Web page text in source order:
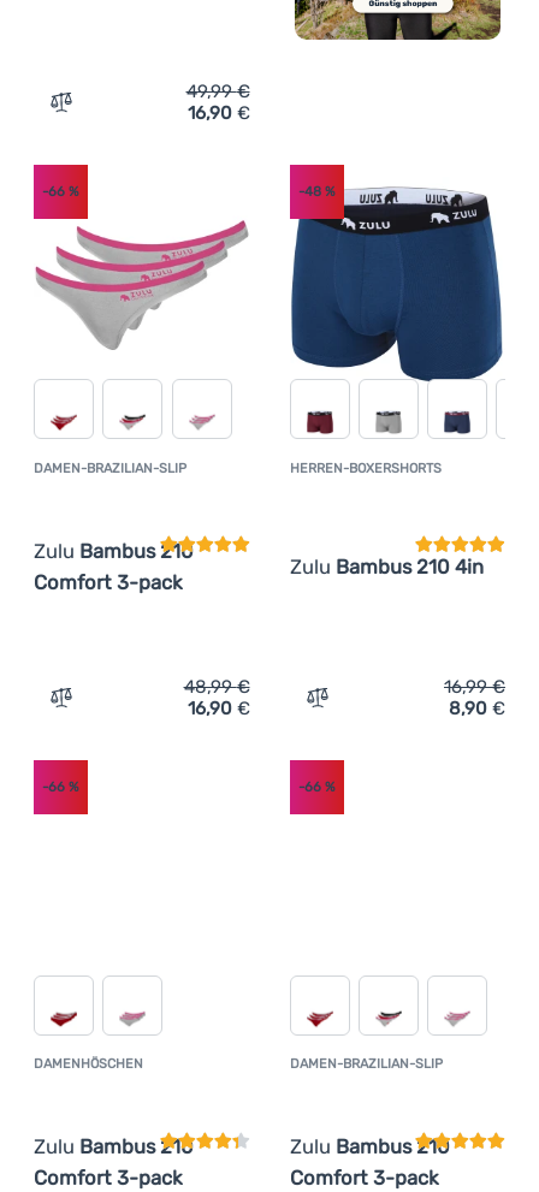
Zum Vergleich 'Damenhöschen Zulu Bambus 210
49,99€
16,90 €
DAMEN-BRAZILIAN-SLIP
Zulu Bambus 210
Comfort 3-pack
Kundenbewertung
-66 %
Zum Vergleich 'Damen-Brazilian-Slip Zulu Bambus 210
48,99€
16,90 €
HERREN-BOXERSHORTS
Zulu Bambus 210 4in
-48%
Zum Vergleich 'Herren-
16,99€
8,90 €
DAMENHÖSCHEN
Zulu Bambus 210
Comfort 3-pack
Kundenbewertung
-66 %
DAMEN-BRAZILIAN-SLIP
Zulu Bambus 210
Comfort 3-pack
-66%